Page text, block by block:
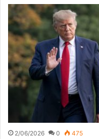
2/06/2026 0 475